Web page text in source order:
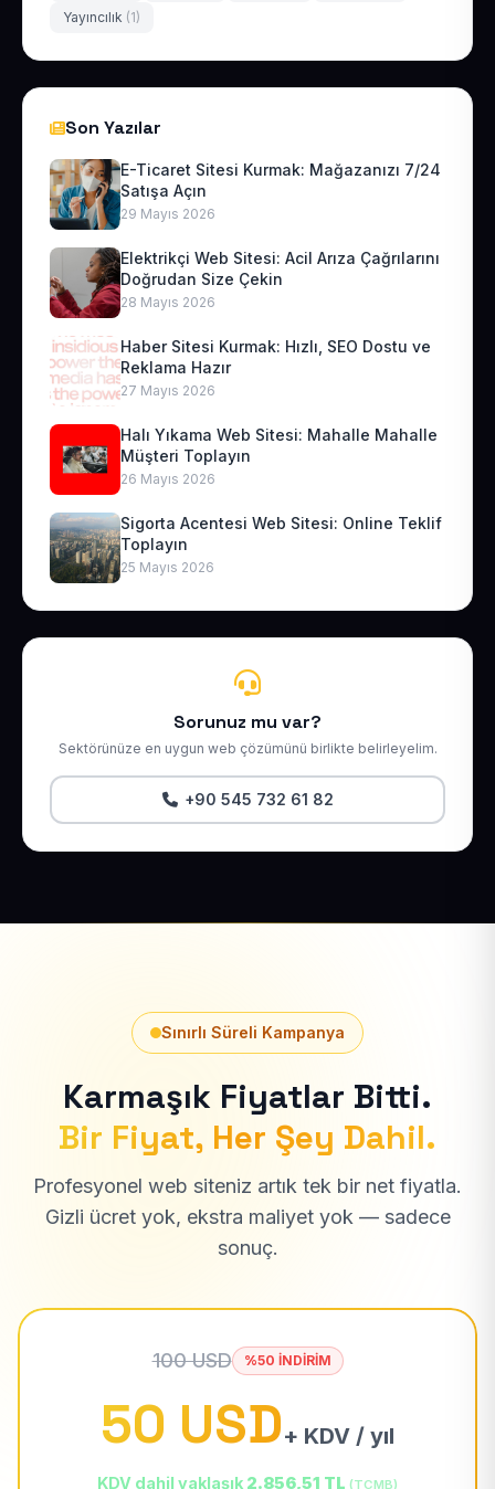
Yayıncılık (1)
Son Yazılar
E-Ticaret Sitesi Kurmak: Mağazanızı 7/24
Satışa Açın
29 Mayıs 2026
Elektrikçi Web Sitesi: Acil Arıza Çağrılarını
Doğrudan Size Çekin
28 Mayıs 2026
Haber Sitesi Kurmak: Hızlı, SEO Dostu ve
Reklama Hazır
27 Mayıs 2026
Halı Yıkama Web Sitesi: Mahalle Mahalle
Müşteri Toplayın
26 Mayıs 2026
Sigorta Acentesi Web Sitesi: Online Teklif
Toplayın
25 Mayıs 2026
Sorunuz mu var?
Sektörünüze en uygun web çözümünü birlikte belirleyelim.
+90 545 732 61 82
Sınırlı Süreli Kampanya
Karmaşık Fiyatlar Bitti.
Bir Fiyat, Her Şey Dahil.
Profesyonel web siteniz artık tek bir net fiyatla.
Gizli ücret yok, ekstra maliyet yok — sadece
sonuç.
100 USD %50 İNDİRİM
50 USD+ KDV / yıl
KDV dahil yaklaşık 2.856,51 TL (TCMB)